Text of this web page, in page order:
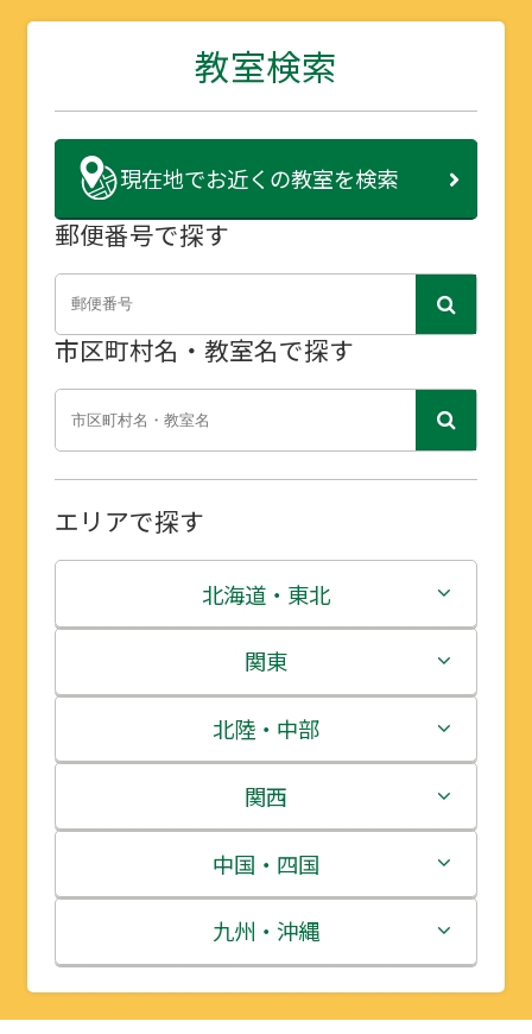
教室検索
現在地でお近くの教室を検索
郵便番号で探す
市区町村名・教室名で探す
エリアで探す
北海道・東北
北海道
青森県
岩手県
宮城県
秋田県
山形県
関東
茨城県
栃木県
群馬県
埼玉県
千葉県
北陸・中部
新潟県
富山県
石川県
福井県
関西
三重県
滋賀県
京都府
中国・四国
鳥取県
島根県
九州・沖縄
福岡県